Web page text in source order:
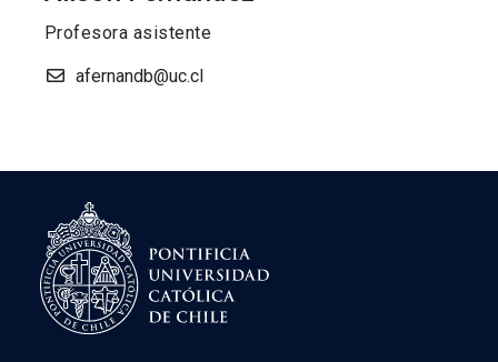
Profesora asistente
afernandb@uc.cl